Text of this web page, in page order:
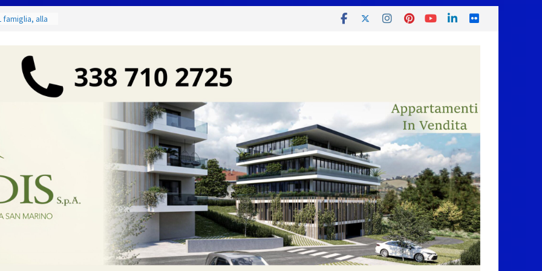
famiglia, alla
Incendi
dal 3 al 9
Marino
per
Marcinelle
collettiva